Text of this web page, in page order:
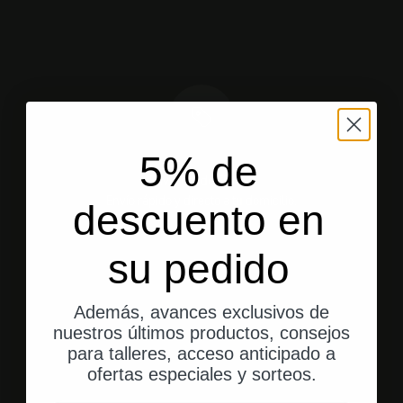
Envío desde EE. UU.
Valoraciones de los clientes
5% de
descuento en
su pedido
Además, avances exclusivos de
nuestros últimos productos, consejos
para talleres, acceso anticipado a
ofertas especiales y sorteos.